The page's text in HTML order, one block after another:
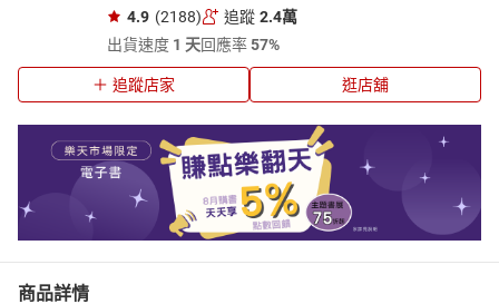
4.9 (2188) 追蹤 2.4萬
出貨速度 1 天回應率57%
追蹤店家 逛店舖
商品詳情